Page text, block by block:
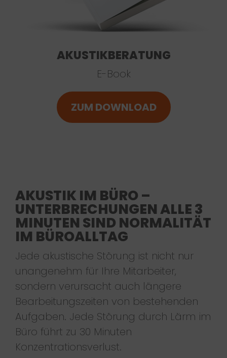
AKUSTIKBERATUNG
E-Book
ZUM DOWNLOAD
AKUSTIK IM BÜRO –
UNTERBRECHUNGEN ALLE 3
MINUTEN SIND NORMALITÄT
IM BÜROALLTAG
Jede akustische Störung ist nicht nur
unangenehm für Ihre Mitarbeiter,
sondern verursacht auch längere
Bearbeitungszeiten von bestehenden
Aufgaben. Jede Störung durch Lärm im
Büro führt zu 30 Minuten
Konzentrationsverlust.